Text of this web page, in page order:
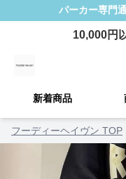
パーカー専門
10,000円
新着商品
フーディーヘイヴン TOP